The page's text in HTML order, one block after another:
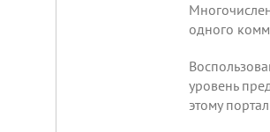
одного
уровень
этому